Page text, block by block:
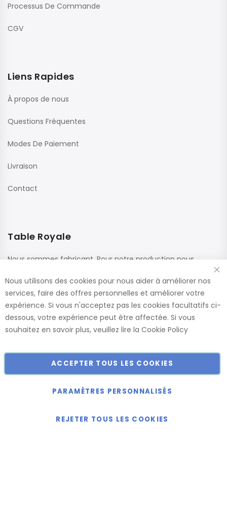
Processus De Commande
CGV
Liens Rapides
À propos de nous
Questions Fréquentes
Modes De Paiement
Livraison
Contact
Table Royale
Nous sommes fabricant. Pour notre production nous
renommés. Ces panneaux sont confectionnés dans nos
usines, ce qui nous permet de vous offrir le plus large choix
de dimensions et de finitions.
Catalogue
Tous droits réservés.
Nous utilisons des cookies pour nous aider à améliorer nos
services, faire des offres personnelles et améliorer votre
expérience. Si vous n'acceptez pas les cookies facultatifs ci-
dessous, votre expérience peut être affectée. Si vous
souhaitez en savoir plus, veuillez lire la Cookie Policy
ACCEPTER TOUS LES COOKIES
PARAMÈTRES PERSONNALISÉS
REJETER TOUS LES COOKIES